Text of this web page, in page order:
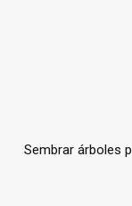
Sembrar árboles